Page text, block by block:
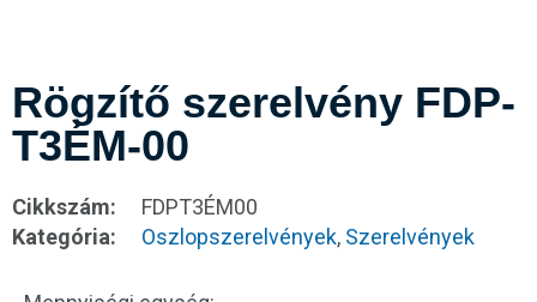
Rögzítő szerelvény FDP-
T3ÉM-00
Cikkszám:
FDPT3ÉM00
Kategória:
Oszlopszerelvények, Szerelvények